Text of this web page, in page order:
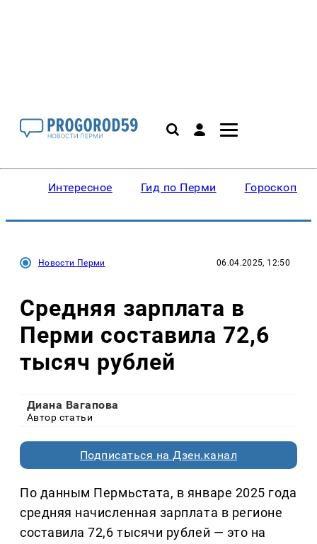
Интересное Гид по Перми Гороскопы
Новости Перми 06.04.2025, 12:50
Средняя зарплата в
Перми составила 72,6
тысяч рублей
Диана Вагапова
Автор статьи
Подписаться на Дзен.канал
По данным Пермьстата, в январе 2025 года
средняя начисленная зарплата в регионе
составила 72,6 тысячи рублей — это на